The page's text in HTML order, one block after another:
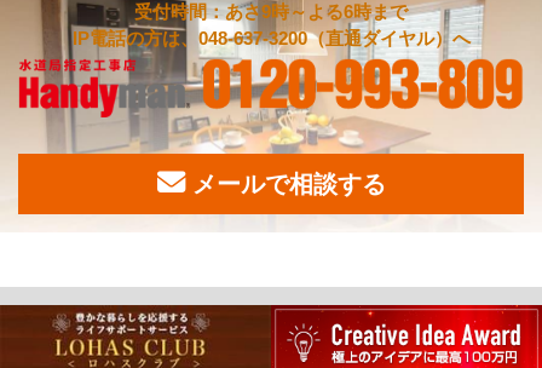
受付時間：あさ9時～よる6時まで
IP電話の方は、048-637-3200（直通ダイヤル）へ
メールで相談する